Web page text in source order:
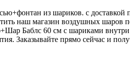
из шариков. с доставкой
наш магазин воздушных шаров
Баблс 60 см с шариками
Заказывайте прямо сейчас и